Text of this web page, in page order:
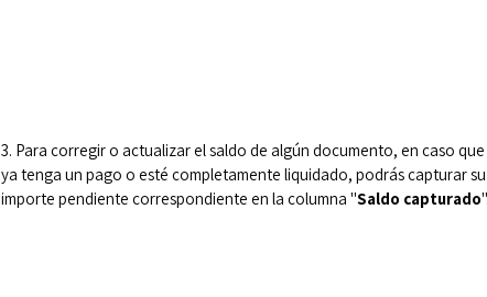
3. Para corregir o actualizar el saldo de algún documento, en caso
ya tenga un pago o esté completamente liquidado, podrás capturar
importe pendiente correspondiente en la columna "Saldo capturado".